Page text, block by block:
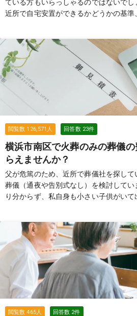
ている方もいらっしゃるのではないでし
近所で自宅安置ができるかどうかの基準
閲覧数 126,571 人 回答数 23件
横浜市南区で火葬のみの葬儀
らえませんか？
父が危篤のため、近所で葬儀社を探し
葬儀（通夜や告別式なし）を検討しています。 父の友人関
り分からず、私自身も小さい子供がいて
が、 実際には総額で35万円ほどになりました。 担当者
ところ、火葬場の料金やその他の費用は
で、 結局は思っていたよりも高額にな
ていません。 もちろん76,000円だけでできないことは理解しまし
たが、 最終的にかかる総額を含め、で
葬儀社を探しています。 近所で火葬のみを行った場合の費用総額の
相場や、 実際に利用して良かった葬儀
いです。 皆さまのおすすめをぜひ伺い
閲覧数465人 回答数 2件